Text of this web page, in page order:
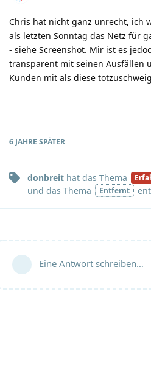
Chris hat nicht ganz unrecht, ich
als letzten Sonntag das Netz für
- siehe Screenshot. Mir ist es
transparent mit seinen Ausfällen
Kunden mit als diese
6 JAHRE SPÄTER
donbreit hat das Thema
und das Thema Entfernt
Eine Antwort schreiben…